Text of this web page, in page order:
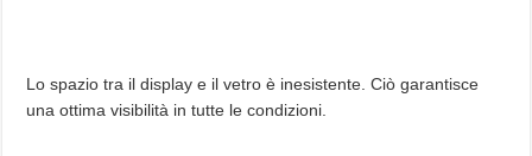
Lo spazio tra il display e il vetro è inesistente. Ciò garantisce
una ottima visibilità in tutte le condizioni.